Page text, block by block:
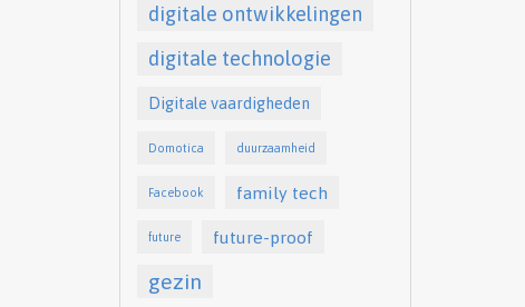
digitale ontwikkelingen
digitale technologie
Digitale vaardigheden
Domotica duurzaamheid
Facebook family tech
future future-proof
gezin